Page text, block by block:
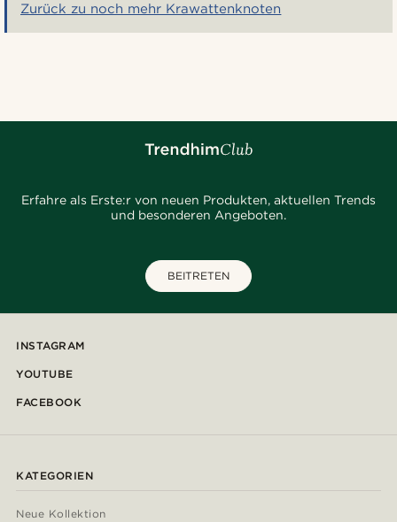
Zurück zu noch mehr Krawattenknoten
Erfahre als Erste:r von neuen Produkten, aktuellen Trends
und besonderen Angeboten.
BEITRETEN
INSTAGRAM
YOUTUBE
FACEBOOK
KATEGORIEN
Neue Kollektion